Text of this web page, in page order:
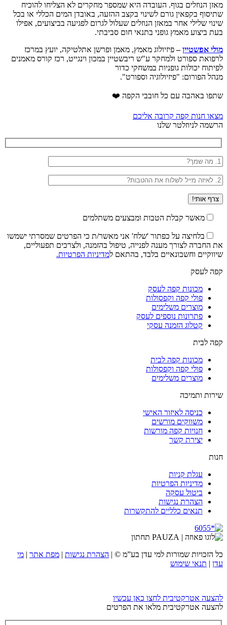
מאזן הנוזלים בגוף. העובדה היא שמספר מחקרים לא הצליחו להוכיח
שתיסוף בקפאין גורם לשינוי בקצב ההזעה, באובדן המים הכללי או בכל
שינוי שלילי אחר במאזן הנוזלים שעלול לגרום לפגיעה בביצועים, אפילו
בעת ביצוע מאמץ גופני בתנאי חום סביבתי.
מולי אפשטיין–פיזיולוג מאמץ, מאמן ופרשן אתלטיקה, יועץ במרכז
לרפואת ספורט ולמחקר ע"ש ריבשטיין במכון וינגייט, רכז קורס מאמנים
לפיתוח יכולות גופניות במשחקי כדור
מנהל הפורום: "פיזיולוגיה וספורט".
שתפו באהבה עם כל חובבי הקפה ❤️
מצאו חנות קפה קרובה אליכם
הרשמה לניוזלטר שלנו
מאשר קבלת הטבות ומבצעים משתלמים
בלחיצה על כפתור 'שלח' אני מאשר/ת כי הפרטים שמסרתי ישמשו
את החברה לצורך מענה לפנייה, טיפול בהזמנה, ולצרכים תפעוליים,
שיווקיים וחשבונאיים בלבד, בהתאם למדיניות הפרטיות.
קפה לעסק
מכונות קפה לעסק
פולי קפה וקפסולות
מוצרים משלימים
פתרונות נוספים לעסק
קטלוג הזמנה עסקי
קפה לבית
מכונות קפה לבית
פולי קפה וקפסולות
מוצרים משלימים
שירות ותמיכה
כניסה לאיזור האישי
משווקים מורשים
חנויות קפה מורשות
יצירת קשר
חנות
עגלת קניות
מדיניות הפרטיות
ביטול עסקה
הצהרת נגישות
תנאים כלליים להתקשרות
כל הזכויות שמורות למי עדן בע”מ © | הצהרת נגישות | מפת אתר | מי
עדן | תנאי שימוש
להצעה אטרקטיבית לחצו כאן עכשיו
להצעה אטרקטיבית מלאו את הפרטים